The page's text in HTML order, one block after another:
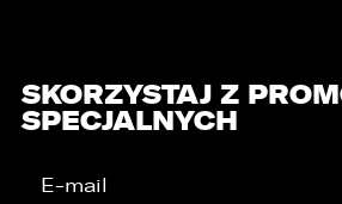
SKORZYSTAJ Z
SPECJALNYCH